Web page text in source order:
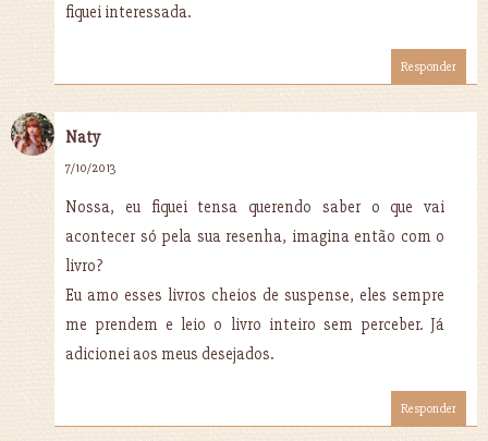
fiquei interessada.
Responder
Naty
7/10/2013
Nossa, eu fiquei tensa querendo saber o que vai
acontecer só pela sua resenha, imagina então com o
livro?
Eu amo esses livros cheios de suspense, eles sempre
me prendem e leio o livro inteiro sem perceber. Já
adicionei aos meus desejados.
Responder